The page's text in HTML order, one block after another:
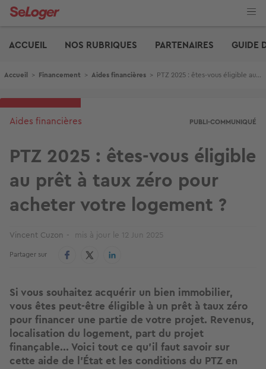
Aller
ACCUEIL
NOS RUBRIQUES PARTENAIRES GUIDE
Fil d'Ariane
Accueil > Financement > Aides financières > PTZ 2025 : êtes-vous éligible au prêt à taux zéro pour acheter votre logement ?
PUBLI-COMMUNIQUÉ
Aides financières
PTZ 2025 : êtes-vous éligible
au prêt à taux zéro pour
acheter votre logement ?
Vincent Cuzon mis à jour le 12 Jun 2025
Partager sur
Si vous souhaitez acquérir un bien immobilier,
vous êtes peut-être éligible à un prêt à taux zéro
pour financer une partie de votre projet. Revenus,
localisation du logement, part du projet
finançable... Voici tout ce qu’il faut savoir sur
cette aide de l’État et les conditions du PTZ en